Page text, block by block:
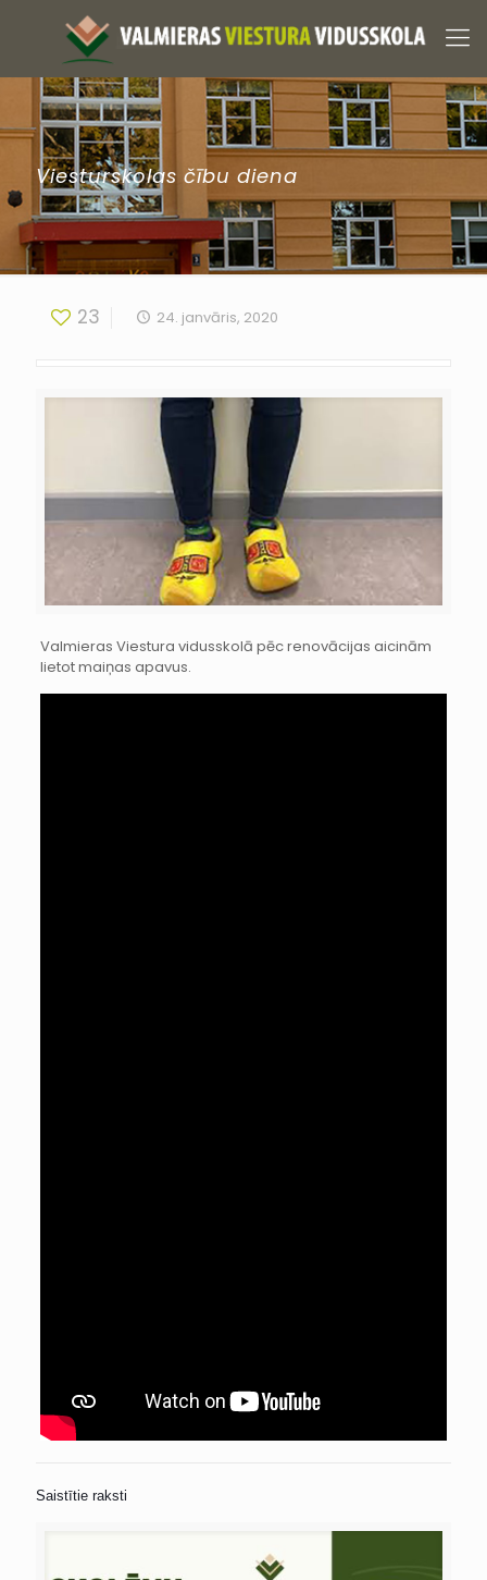
Viesturskolas čību diena
23 24. janvāris, 2020
Valmieras Viestura vidusskolā pēc renovācijas aicinām
lietot maiņas apavus.
Saistītie raksti